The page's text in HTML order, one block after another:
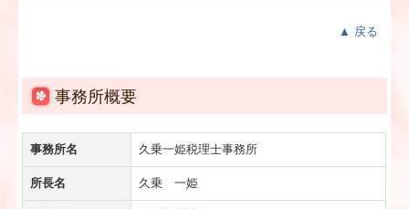
事務所概要
事務所名 久乗一姫税理士事務所
所長名 久乗 一姫
▲ 戻る